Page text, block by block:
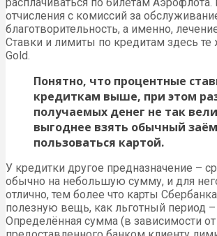
расплачиваться по билетам
отчисления с комиссий за
благотворительность, а именно,
Ставки и лимиты по кредитам здесь те
Gold.
Понятно, что процентные
кредиткам выше, при этом
получаемых денег не так
выгоднее взять обычный
пользоваться картой.
У кредитки другое предназначение –
обычно на небольшую сумму, и для
отлично, тем более что карты
полезную вещь, как льготный период –
Определённая сумма (в зависимости от